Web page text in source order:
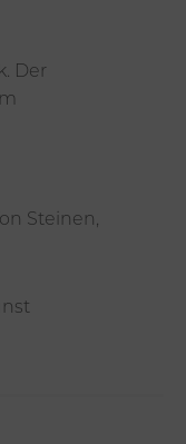
Der
Steinen,